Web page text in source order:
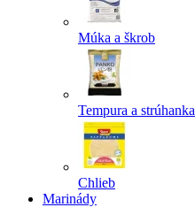
Múka a škrob
Tempura a strúhanka
Chlieb
Marinády